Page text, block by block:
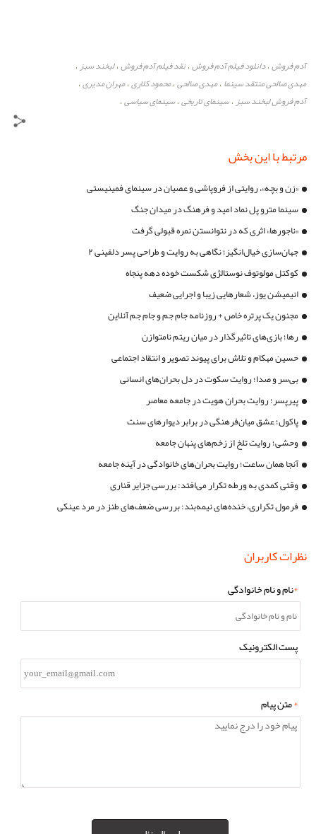
آدم فروش،دانلود فیلم آدم فروش،نقد فیلم آدم فروش،لبخند سبز،
مهدی صالحی منتقد سینما ،مهدی صالحی،محمود کلاری،مهران مدیری،
آدم فروش لبخند سبز،سینمای تاریخی،سینمای سیاسی،
مرتبط با این بخش
«زن و بچه»، روایتی از فروپاشی و عصیان در سینمای فمینیستی
سینما مترو پل نماد امید و فرهنگ در میدان جنگ
«ناجورها» اثری که در نتوانستن نمره قبولی گرفت
جهان‌سازی خیال‌انگیز؛ نگاهی به روایت و طراحی پسر دلفینی ۲
کوکتل مولوتوف نوستالژی شکست خوده دهه پنجاه
انیمیشن یوز، شعارهایی زیبا و اجرایی ضعیف
مجنون یک پرتره خاص + روزنامه جام جم و جام جم آنلاین
رها؛ بازی‌های تاثیرگذار در میان ریتم نامتوازن
حسین مهکام و تلاش برای پیوند تصویر و انتقاد اجتماعی
بی‌سر و صدا؛ روایت سکوت در دل بحران‌های انسانی
پیرپسر؛ روایت بحران هویت در جامعه معاصر
پاکول؛ عشق میان‌فرهنگی در برابر دیوارهای سنت
وحشی؛ روایت تلخ از زخم‌های پنهان جامعه
آنجا همان ساعت؛ روایت بحران‌های خانوادگی در آینه جامعه
وقتی کمدی به ورطه تکرار می‌افتد: بررسی جزایر قناری
فرمول تکراری، خنده‌های نیمه‌بند: بررسی ضعف‌های طنز در مرد عینکی
نظرات کاربران
*نام و نام خانوادگی
پست الکترونیک
*متن پیام